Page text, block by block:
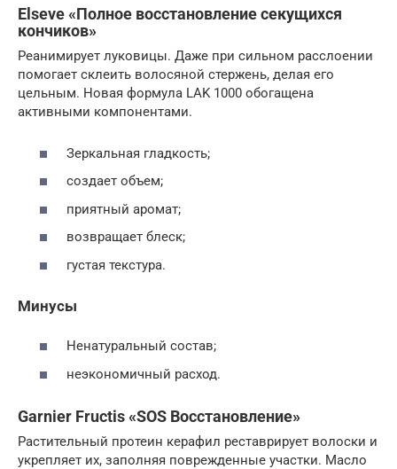
Elseve «Полное восстановление секущихся
кончиков»
Реанимирует луковицы. Даже при сильном расслоении
помогает склеить волосяной стержень, делая его
цельным. Новая формула LAK 1000 обогащена
активными компонентами.
Зеркальная гладкость;
создает объем;
приятный аромат;
возвращает блеск;
густая текстура.
Минусы
Ненатуральный состав;
неэкономичный расход.
Garnier Fructis «SOS Восстановление»
Растительный протеин керафил реставрирует волоски и
укрепляет их, заполняя поврежденные участки. Масло